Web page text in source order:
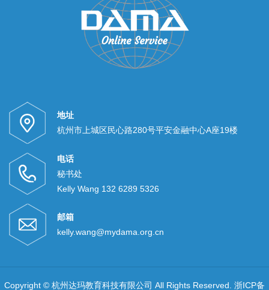
地址
杭州市上城区民心路280号平安金融中心A座19楼
电话
秘书处
Kelly Wang 132 6289 5326
邮箱
kelly.wang@mydama.org.cn
Copyright © 杭州达玛教育科技有限公司 All Rights Reserved. 浙ICP备